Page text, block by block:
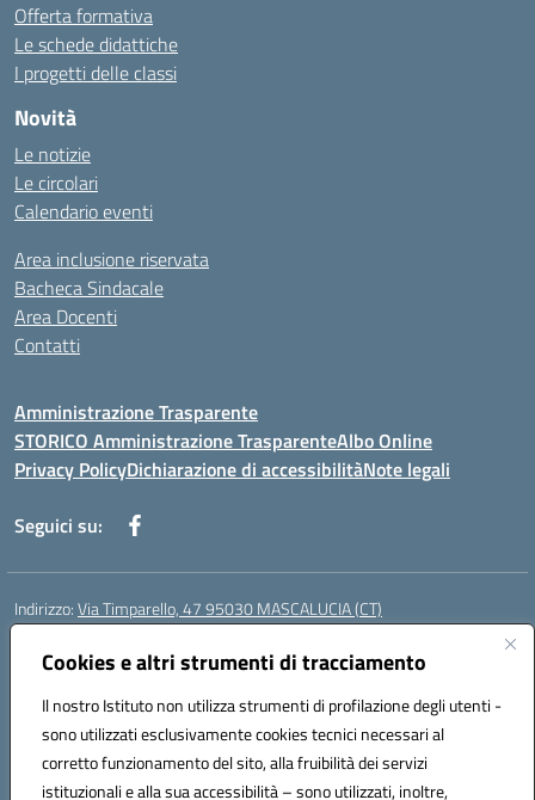
Cookies e altri strumenti di tracciamento
Il nostro Istituto non utilizza strumenti di profilazione degli utenti -
sono utilizzati esclusivamente cookies tecnici necessari al
corretto funzionamento del sito, alla fruibilità dei servizi
istituzionali e alla sua accessibilità – sono utilizzati, inoltre,
Offerta formativa
Le schede didattiche
I progetti delle classi
Novità
Le notizie
Le circolari
Calendario eventi
Area inclusione riservata
Bacheca Sindacale
Area Docenti
Contatti
Amministrazione Trasparente
STORICO Amministrazione TrasparenteAlbo Online
Privacy PolicyDichiarazione di accessibilitàNote legali
Seguici su:
Indirizzo:Via Timparello, 47 95030 MASCALUCIA (CT)
Centralino:
Posta elettronica certificata (PEC):ctic8bc002@pec.istruzione.it
Codice fiscale: 93238350875
Codice meccanografico:ctic8bc002
Codice Indice delle Pubbliche Amministrazioni (IPA): istsc_ctic8bc002
Codice unico di fatturazione (CUF): 2PO2JW